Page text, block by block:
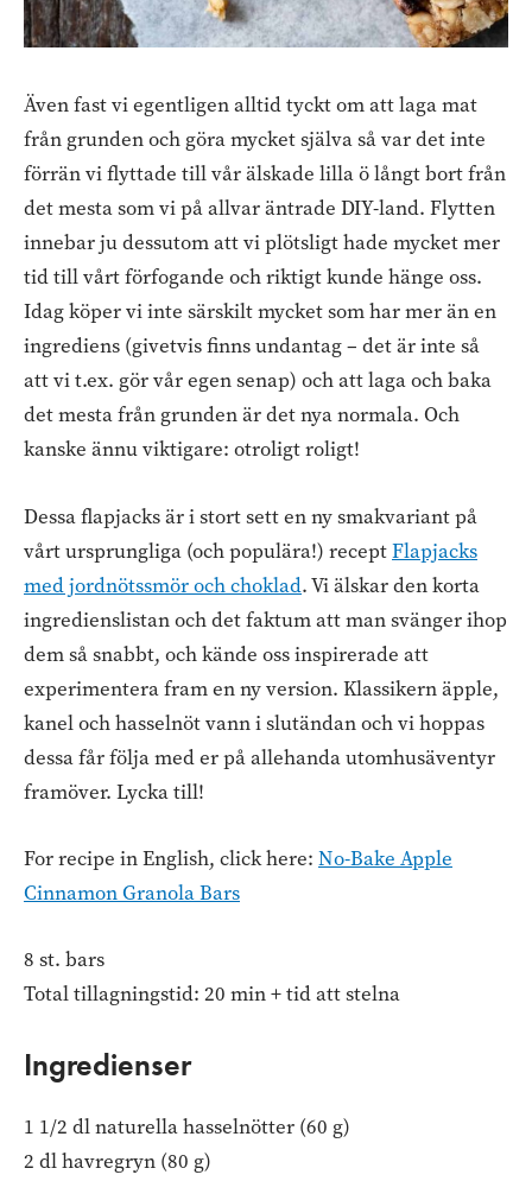
Även fast vi egentligen alltid tyckt om att laga mat
från grunden och göra mycket själva så var det inte
förrän vi flyttade till vår älskade lilla ö långt bort från
det mesta som vi på allvar äntrade DIY-land. Flytten
innebar ju dessutom att vi plötsligt hade mycket mer
tid till vårt förfogande och riktigt kunde hänge oss.
Idag köper vi inte särskilt mycket som har mer än en
ingrediens (givetvis finns undantag – det är inte så
att vi t.ex. gör vår egen senap) och att laga och baka
det mesta från grunden är det nya normala. Och
kanske ännu viktigare: otroligt roligt!
Dessa flapjacks är i stort sett en ny smakvariant på
vårt ursprungliga (och populära!) receptFlapjacks
med jordnötssmör och choklad. Vi älskar den korta
ingredienslistan och det faktum att man svänger ihop
dem så snabbt, och kände oss inspirerade att
experimentera fram en ny version. Klassikern äpple,
kanel och hasselnöt vann i slutändan och vi hoppas
dessa får följa med er på allehanda utomhusäventyr
framöver. Lycka till!
For recipe in English, click here: No-Bake Apple
Cinnamon Granola Bars
8 st. bars
Total tillagningstid: 20 min + tid att stelna
Ingredienser
1 1/2 dl naturella hasselnötter (60 g)
2 dl havregryn (80 g)